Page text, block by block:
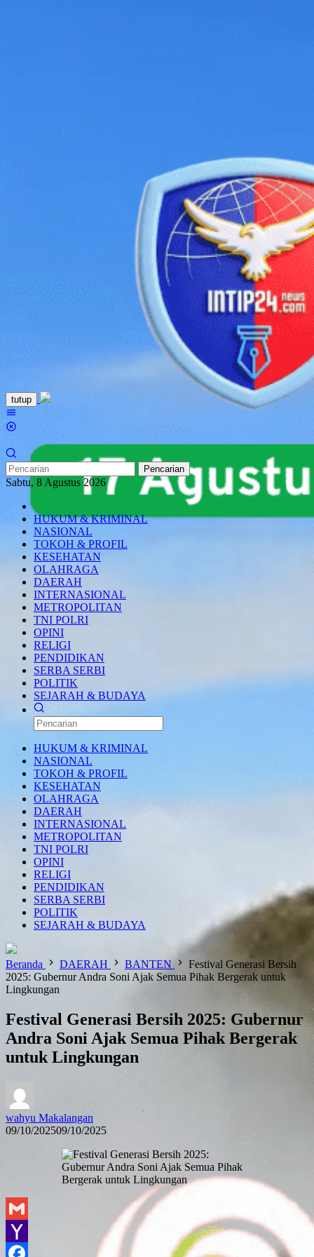
Loncat
ke
konten
tutup
Pencarian
Sabtu, 8 Agustus 2026
HUKUM & KRIMINAL
NASIONAL
TOKOH & PROFIL
KESEHATAN
OLAHRAGA
DAERAH
INTERNASIONAL
METROPOLITAN
TNI POLRI
OPINI
RELIGI
PENDIDIKAN
SERBA SERBI
POLITIK
SEJARAH & BUDAYA
HUKUM & KRIMINAL
NASIONAL
TOKOH & PROFIL
KESEHATAN
OLAHRAGA
DAERAH
INTERNASIONAL
METROPOLITAN
TNI POLRI
OPINI
RELIGI
PENDIDIKAN
SERBA SERBI
POLITIK
SEJARAH & BUDAYA
Beranda DAERAH BANTEN
Festival Generasi Bersih
2025: Gubernur Andra Soni Ajak Semua Pihak Bergerak untuk
Lingkungan
Festival Generasi Bersih 2025: Gubernur
Andra Soni Ajak Semua Pihak Bergerak
untuk Lingkungan
wahyu Makalangan
09/10/202509/10/2025
Gmail
Yahoo